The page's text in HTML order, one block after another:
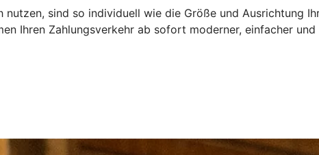
sind so individuell wie die Größe und Ausrichtung
Ihren Zahlungsverkehr ab sofort moderner, einfacher